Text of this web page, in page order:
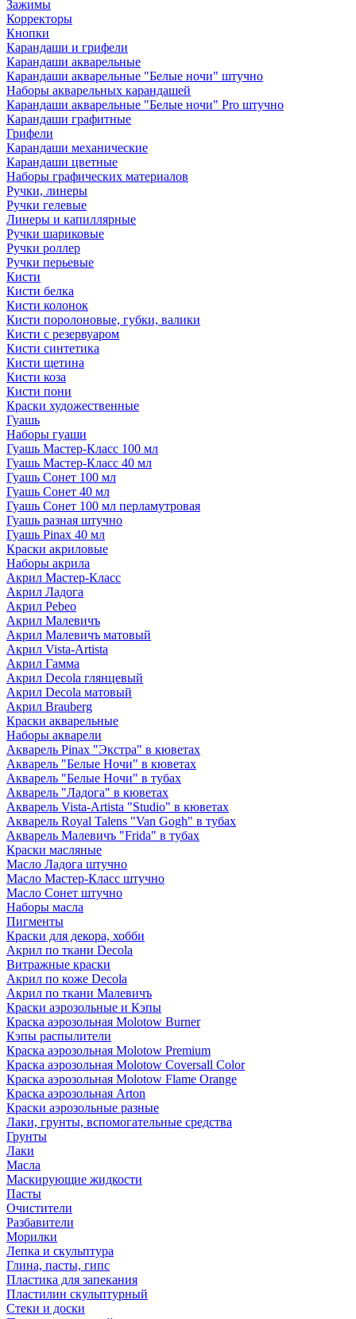
Зажимы
Корректоры
Кнопки
Карандаши и грифели
Карандаши акварельные
Карандаши акварельные "Белые ночи" штучно
Наборы акварельных карандашей
Карандаши акварельные "Белые ночи" Pro штучно
Карандаши графитные
Грифели
Карандаши механические
Карандаши цветные
Наборы графических материалов
Ручки, линеры
Ручки гелевые
Линеры и капиллярные
Ручки шариковые
Ручки роллер
Ручки перьевые
Кисти
Кисти белка
Кисти колонок
Кисти поролоновые, губки, валики
Кисти с резервуаром
Кисти синтетика
Кисти щетина
Кисти коза
Кисти пони
Краски художественные
Гуашь
Наборы гуаши
Гуашь Мастер-Класс 100 мл
Гуашь Мастер-Класс 40 мл
Гуашь Сонет 100 мл
Гуашь Сонет 40 мл
Гуашь Сонет 100 мл перламутровая
Гуашь разная штучно
Гуашь Pinax 40 мл
Краски акриловые
Наборы акрила
Акрил Мастер-Класс
Акрил Ладога
Акрил Pebeo
Акрил Малевичъ
Акрил Малевичъ матовый
Акрил Vista-Artista
Акрил Гамма
Акрил Decola глянцевый
Акрил Decola матовый
Акрил Brauberg
Краски акварельные
Наборы акварели
Акварель Pinax "Экстра" в кюветах
Акварель "Белые Ночи" в кюветах
Акварель "Белые Ночи" в тубах
Акварель "Ладога" в кюветах
Акварель Vista-Artista "Studio" в кюветах
Акварель Royal Talens "Van Gogh" в тубах
Акварель Малевичъ "Frida" в тубах
Краски масляные
Масло Ладога штучно
Масло Мастер-Класс штучно
Масло Сонет штучно
Наборы масла
Пигменты
Краски для декора, хобби
Акрил по ткани Decola
Витражные краски
Акрил по коже Decola
Акрил по ткани Малевичъ
Краски аэрозольные и Кэпы
Краска аэрозольная Molotow Burner
Кэпы распылители
Краска аэрозольная Molotow Premium
Краска аэрозольная Molotow Coversall Color
Краска аэрозольная Molotow Flame Orange
Краска аэрозольная Arton
Краски аэрозольные разные
Лаки, грунты, вспомогательные средства
Грунты
Лаки
Масла
Маскирующие жидкости
Пасты
Очистители
Разбавители
Морилки
Лепка и скульптура
Глина, пасты, гипс
Пластика для запекания
Пластилин скульптурный
Стеки и доски